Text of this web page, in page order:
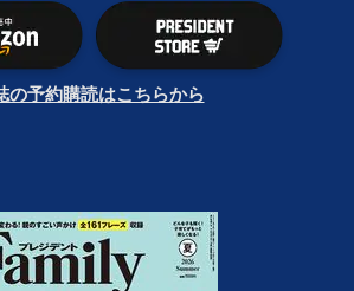
の予約購読はこちらから